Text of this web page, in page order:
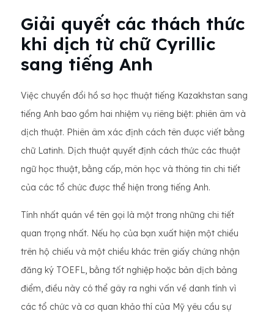
Giải quyết các thách thức
khi dịch từ chữ Cyrillic
sang tiếng Anh
Việc chuyển đổi hồ sơ học thuật tiếng Kazakhstan sang
tiếng Anh bao gồm hai nhiệm vụ riêng biệt: phiên âm và
dịch thuật. Phiên âm xác định cách tên được viết bằng
chữ Latinh. Dịch thuật quyết định cách thức các thuật
ngữ học thuật, bằng cấp, môn học và thông tin chi tiết
của các tổ chức được thể hiện trong tiếng Anh.
Tính nhất quán về tên gọi là một trong những chi tiết
quan trọng nhất. Nếu họ của bạn xuất hiện một chiều
trên hộ chiếu và một chiều khác trên giấy chứng nhận
đăng ký TOEFL, bằng tốt nghiệp hoặc bản dịch bảng
điểm, điều này có thể gây ra nghi vấn về danh tính vì
các tổ chức và cơ quan khảo thí của Mỹ yêu cầu sự